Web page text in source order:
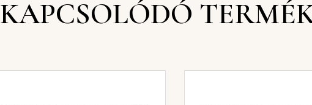
KAPCSOLÓDÓ